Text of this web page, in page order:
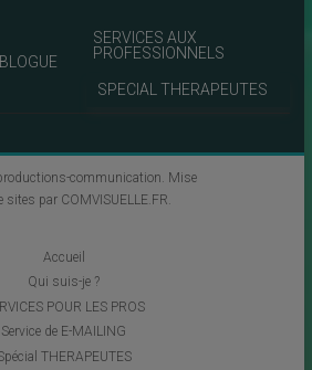
BLOGUE
SERVICES AUX
PROFESSIONNELS
SPECIAL THERAPEUTES
communication. Mise
sites par COMVISUELLE.FR.
Accueil
Qui suis-je ?
POUR LES PROS
Service de E-MAILING
THERAPEUTES